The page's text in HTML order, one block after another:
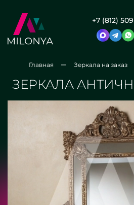
+7 (812)
Главная Зеркала на заказ
ЗЕРКАЛА